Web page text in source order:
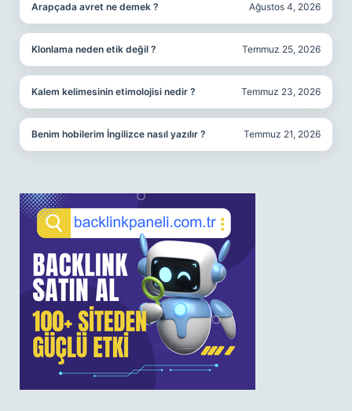
Arapçada avret ne demek ? Ağustos 4, 2026
Klonlama neden etik değil ? Temmuz 25, 2026
Kalem kelimesinin etimolojisi nedir ? Temmuz 23, 2026
Benim hobilerim İngilizce nasıl yazılır ? Temmuz 21, 2026